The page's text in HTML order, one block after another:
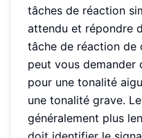
tâches de réaction
attendu et répondre
tâche de réaction de
peut vous demander
pour une tonalité
une tonalité grave.
généralement plus